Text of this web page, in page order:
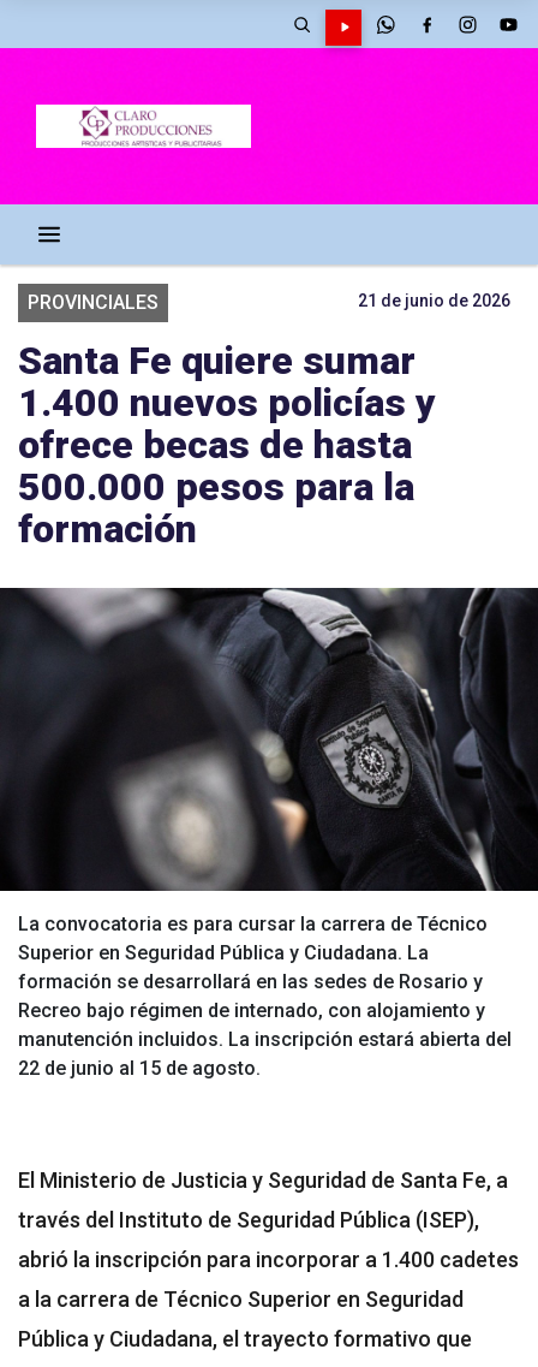
PROVINCIALES 21 de junio de 2026
Santa Fe quiere sumar
1.400 nuevos policías y
ofrece becas de hasta
500.000 pesos para la
formación
La convocatoria es para cursar la carrera de Técnico
Superior en Seguridad Pública y Ciudadana. La
formación se desarrollará en las sedes de Rosario y
Recreo bajo régimen de internado, con alojamiento y
manutención incluidos. La inscripción estará abierta del
22 de junio al 15 de agosto.
El Ministerio de Justicia y Seguridad de Santa Fe, a
través del Instituto de Seguridad Pública (ISEP),
abrió la inscripción para incorporar a 1.400 cadetes
a la carrera de Técnico Superior en Seguridad
Pública y Ciudadana, el trayecto formativo que